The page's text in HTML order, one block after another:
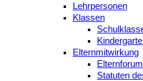
Lehrpersonen
Klassen
Elternmitwirkung
Elternforum
Statuten